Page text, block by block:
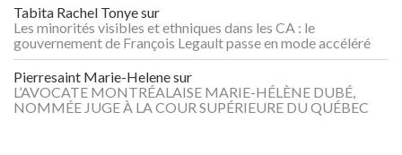
Tabita Rachel Tonyesur
Les minorités visibles et ethniques dans les CA : le
gouvernement de François Legault passe en mode accéléré
Pierresaint Marie-Helenesur
L’AVOCATE MONTRÉALAISE MARIE-HÉLÈNE DUBÉ,
NOMMÉE JUGE À LA COUR SUPÉRIEURE DU QUÉBEC